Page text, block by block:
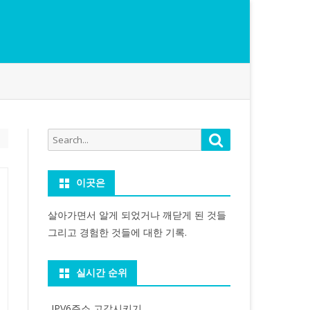
Search
for:
이곳은
살아가면서 알게 되었거나 깨닫게 된 것들
그리고 경험한 것들에 대한 기록.
실시간 순위